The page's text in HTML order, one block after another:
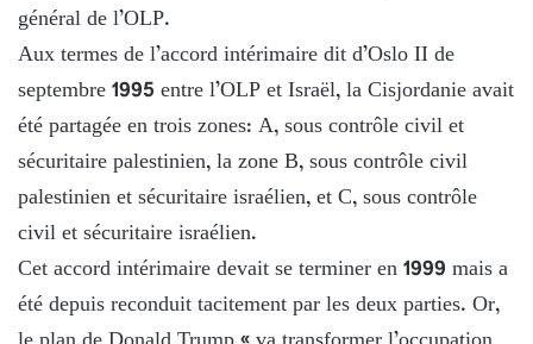
général de l’OLP.
Aux termes de l’accord intérimaire dit d’Oslo II de
septembre 1995 entre l’OLP et Israël, la Cisjordanie avait
été partagée en trois zones: A, sous contrôle civil et
sécuritaire palestinien, la zone B, sous contrôle civil
palestinien et sécuritaire israélien, et C, sous contrôle
civil et sécuritaire israélien.
Cet accord intérimaire devait se terminer en 1999 mais a
été depuis reconduit tacitement par les deux parties. Or,